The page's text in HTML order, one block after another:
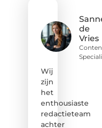
de
Vries
Wij
zijn
het
enthousiaste
redactieteam
achter